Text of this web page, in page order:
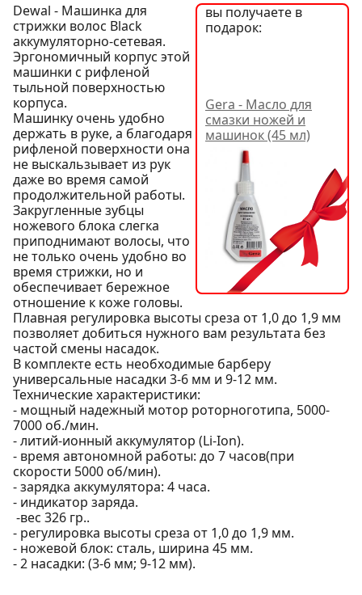
вы получаете в
подарок:
Gera - Масло для
смазки ножей и
машинок (45 мл)
Dewal - Машинка для
стрижки волос Black
аккумуляторно-сетевая.
Эргономичный корпус этой
машинки с рифленой
тыльной поверхностью
корпуса.
Машинку очень удобно
держать в руке, а благодаря
рифленой поверхности она
не выскальзывает из рук
даже во время самой
продолжительной работы.
Закругленные зубцы
ножевого блока слегка
приподнимают волосы, что
не только очень удобно во
время стрижки, но и
обеспечивает бережное
отношение к коже головы.
Плавная регулировка высоты среза от 1,0 до 1,9 мм
позволяет добиться нужного вам результата без
частой смены насадок.
В комплекте есть необходимые барберу
универсальные насадки 3-6 мм и 9-12 мм.
Технические характеристики:
- мощный надежный мотор роторноготипа, 5000-
7000 об./мин.
- литий-ионный аккумулятор (Li-Ion).
- время автономной работы: до 7 часов(при
скорости 5000 об/мин).
- зарядка аккумулятора: 4 часа.
- индикатор заряда.
-вес 326 гр..
- регулировка высоты среза от 1,0 до 1,9 мм.
- ножевой блок: сталь, ширина 45 мм.
- 2 насадки: (3-6 мм; 9-12 мм).